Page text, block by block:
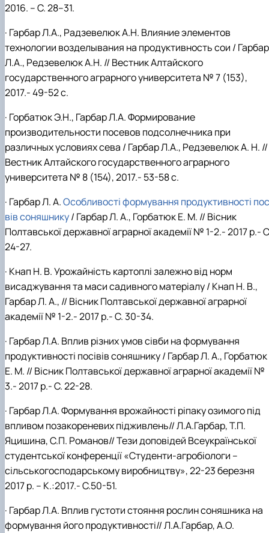
2016. – С. 28–31.
· Гарбар Л.А., Радзевелюк А.Н. Влияние элементов
технологии возделывания на продуктивность сои / Гарбар
Л.А., Редзевелюк А.Н. // Вестник Алтайского
государственного аграрного университета № 7 (153),
2017.- 49-52 с.
· Горбатюк Э.Н., Гарбар Л.А. Формирование
производительности посевов подсолнечника при
различных условиях сева / Гарбар Л.А., Редзевелюк А. Н. //
Вестник Алтайского государственного аграрного
университета № 8 (154), 2017.- 53-58 с.
· Гарбар Л. А.Особливості формування продуктивності
вів соняшнику/ Гарбар Л. А., Горбатюк Е. М. // Вісник
Полтавської державної аграрної академії № 1-2.- 2017р.-
24-27.
· Кнап Н. В. Урожайність картоплі залежно від норм
висаджування та маси садивного матеріалу / Кнап Н. В.,
ГарбарЛ.А., // Вісник Полтавської державної аграрної
академії № 1-2.- 2017 р.- С. 30-34.
· Гарбар Л.А. Вплив різних умов сівби на формування
продуктивності посівів соняшнику / Гарбар Л. А., Горбатюк
Е. М. // Вісник Полтавської державної аграрної академії №
3.- 2017 р.- С. 22-28.
· Гарбар Л.А. Формування врожайності ріпаку озимого під
впливом позакореневих підживлень// Л.А.Гарбар, Т.П.
Яцишина, С.П. Романов// Тези доповідей Всеукраїнської
студентської конференції «Студенти-агробіологи –
сільськогосподарському виробництву», 22-23 березня
2017 р. – К.:2017.- С.50-51.
· Гарбар Л.А. Вплив густоти стояння рослин соняшника на
формування його продуктивності// Л.А.Гарбар, А.О.